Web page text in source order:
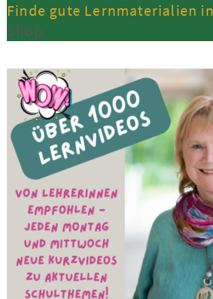
Finde gute Lernmaterialien
Shop